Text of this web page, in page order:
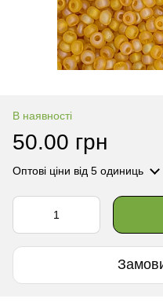
В наявності
50.00 грн
Оптові ціни від 5 одиниць